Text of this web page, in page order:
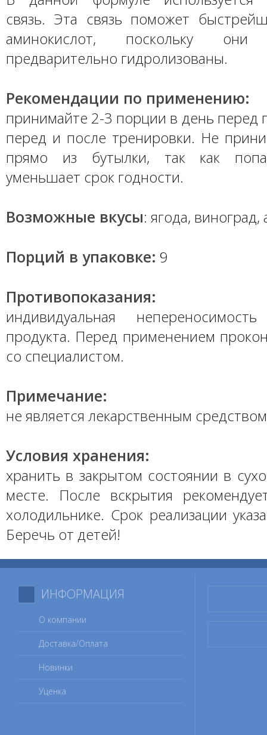
связь. Эта связь поможет
аминокислот, поскольку
предварительно гидролизованы.
Рекомендации по применению:
принимайте 2-3 порции в день
перед и после тренировки. Не
прямо из бутылки, так как
уменьшает срок годности.
Возможные вкусы: ягода, виноград,
Порций в упаковке: 9
Противопоказания:
индивидуальная
продукта. Перед применением
со специалистом.
Примечание:
не является лекарственным
Условия хранения:
хранить в закрытом состоянии в
месте. После вскрытия
холодильнике. Срок реализации
Беречь от детей!
ИНФОРМАЦИЯ
О компании
Доставка/Оплата
Новинки
Уценка